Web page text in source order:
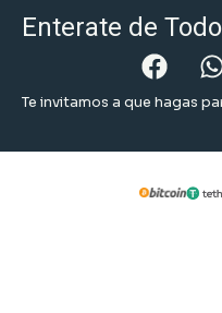
Enterate de Todo
Te invitamos a que hagas